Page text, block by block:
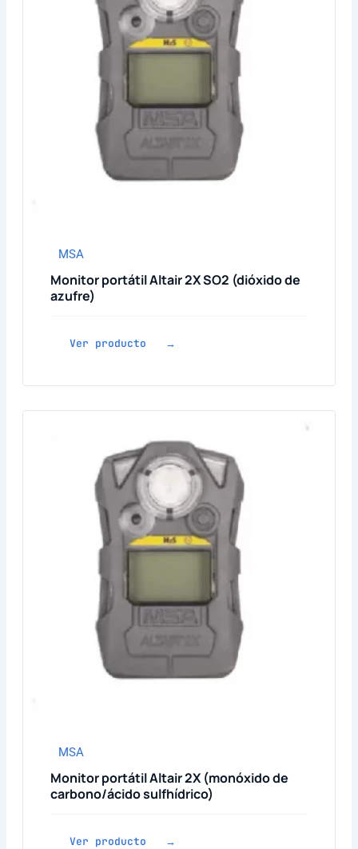
MSA
Monitor portátil Altair 2X SO2 (dióxido de
azufre)
Ver producto →
MSA
Monitor portátil Altair 2X (monóxido de
carbono/ácido sulfhídrico)
Ver producto →